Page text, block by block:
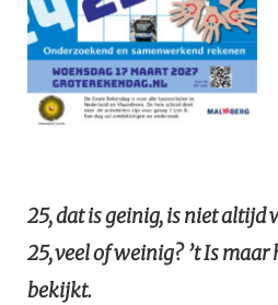
25, dat is geinig, is niet altijd
25, veel of weinig? ’t Is maar
bekijkt.